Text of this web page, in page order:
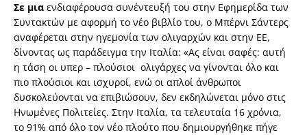
Σε μια ενδιαφέρουσα συνέντευξή του στην Εφημερίδα των
Συντακτών με αφορμή το νέο βιβλίο του, ο Μπέρνι Σάντερς
αναφέρεται στην ηγεμονία των ολιγαρχών και στην ΕΕ,
δίνοντας ως παράδειγμα την Ιταλία: «Ας είναι σαφές: αυτή
η τάση οι υπερ – πλούσιοι ολιγάρχες να γίνονται όλο και
πιο πλούσιοι και ισχυροί, ενώ οι απλοί άνθρωποι
δυσκολεύονται να επιβιώσουν, δεν εκδηλώνεται μόνο στις
Ηνωμένες Πολιτείες. Στην Ιταλία, τα τελευταία 16 χρόνια,
το 91% από όλο τον νέο πλούτο που δημιουργήθηκε πήγε